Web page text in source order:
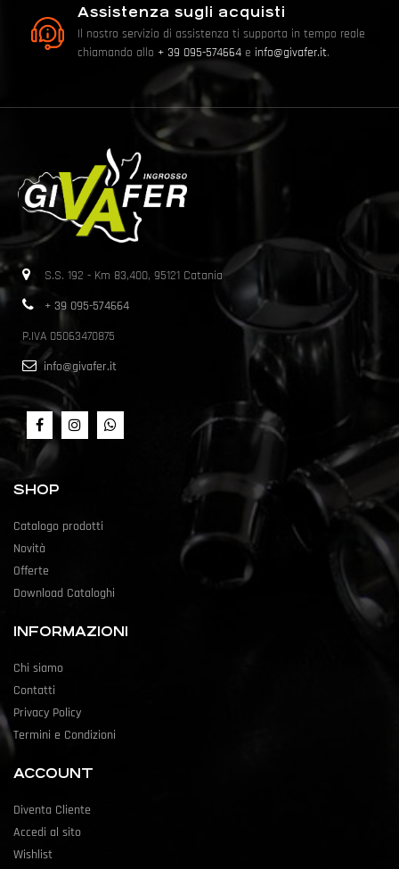
Assistenza sugli acquisti
Il nostro servizio di assistenza ti supporta in tempo reale
chiamando allo + 39 095-574664 e info@givafer.it.
S.S. 192 - Km 83,400, 95121 Catania
+ 39 095-574664
P.IVA 05063470875
info@givafer.it
SHOP
Catalogo prodotti
Novità
Offerte
Download Cataloghi
INFORMAZIONI
Chi siamo
Contatti
Privacy Policy
Termini e Condizioni
ACCOUNT
Diventa Cliente
Accedi al sito
Wishlist